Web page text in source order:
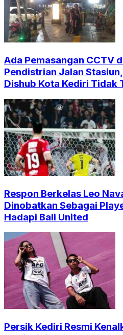
Ada Pemasangan CCTV
Pendistrian Jalan
Dishub Kota Kediri Tidak
Respon Berkelas Leo
Dinobatkan Sebagai
Hadapi Bali United
Persik Kediri Resmi